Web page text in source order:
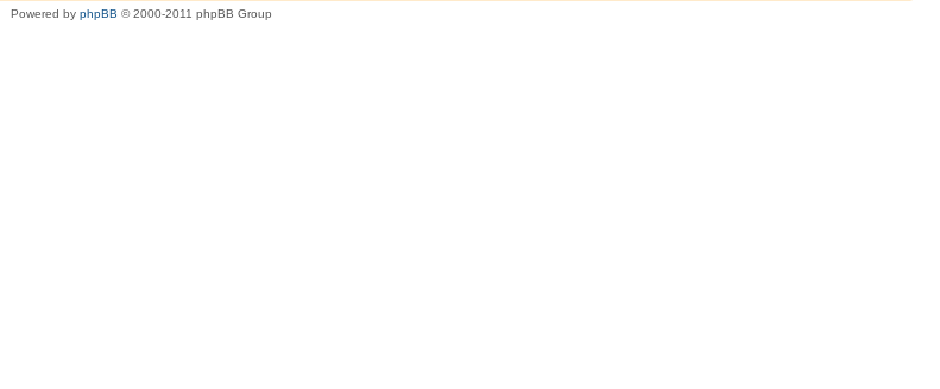
Powered by phpBB © 2000-2011 phpBB Group